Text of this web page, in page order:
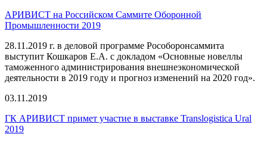
АРИВИСТ на Российском Саммите Оборонной
Промышленности 2019
28.11.2019 г. в деловой программе Рособоронсаммита
выступит Кошкаров Е.А. с докладом «Основные новеллы
таможенного администрирования внешнеэкономической
деятельности в 2019 году и прогноз изменений на 2020 год».
03.11.2019
ГК АРИВИСТ примет участие в выставке Translogistica Ural
2019